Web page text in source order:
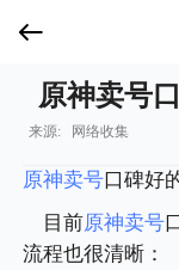
原神卖号
来源: 网络收集
原神卖号口碑好
目前原神卖号
流程也很清晰：